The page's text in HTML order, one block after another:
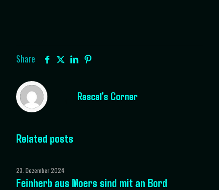
Share
Rascal's Corner
Related posts
23. Dezember 2024
Feinherb aus Moers sind mit an Bord